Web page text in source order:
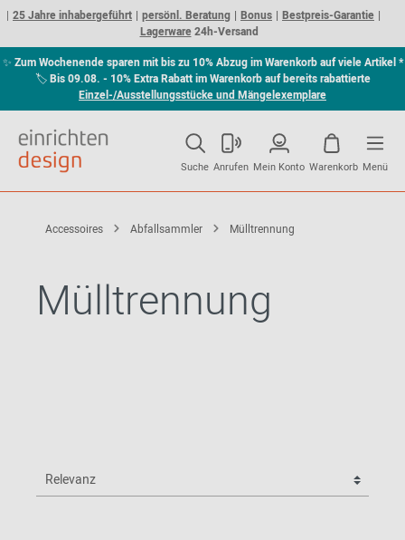
25 Jahre inhabergeführt persönl. Beratung Bonus
Bestpreis-Garantie
Lagerware24h-Versand
✨ Zum Wochenende sparen mit bis zu 10% Abzug im Warenkorb auf viele Artikel *
🏷Bis 09.08. - 10% Extra Rabatt im Warenkorb auf bereits rabattierte
Einzel-/Ausstellungsstücke und Mängelexemplare
Suche Anrufen Mein Konto Warenkorb Menü
Accessoires Abfallsammler Mülltrennung
Mülltrennung